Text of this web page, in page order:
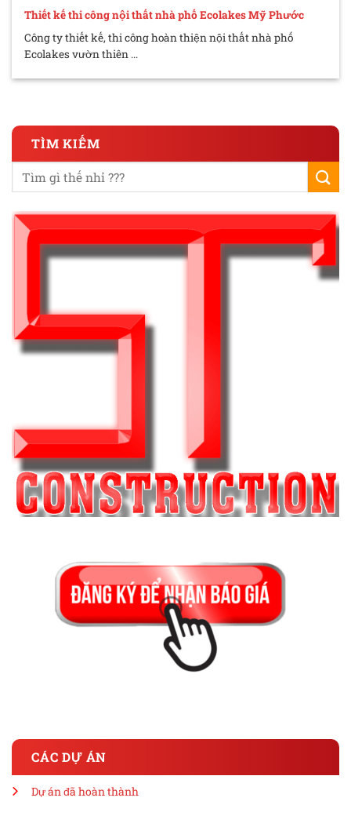
Thiết kế thi công nội thất nhà phố Ecolakes Mỹ Phước
Công ty thiết kế, thi công hoàn thiện nội thất nhà phố
Ecolakes vườn thiên ...
TÌM KIẾM
CÁC DỰ ÁN
Dự án đã hoàn thành